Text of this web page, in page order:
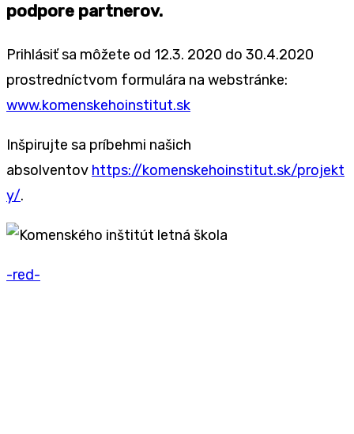
podpore partnerov.
Prihlásiť sa môžete od 12.3. 2020 do 30.4.2020
prostredníctvom formulára na webstránke:
www.komenskehoinstitut.sk
Inšpirujte sa príbehmi našich
absolventov https://komenskehoinstitut.sk/projekt
y/.
-red-